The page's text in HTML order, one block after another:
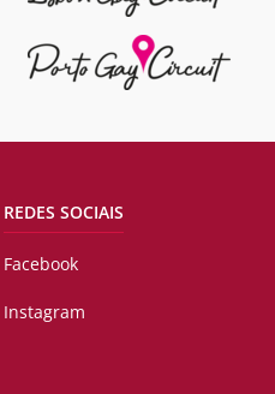
REDES SOCIAIS
Facebook
Instagram